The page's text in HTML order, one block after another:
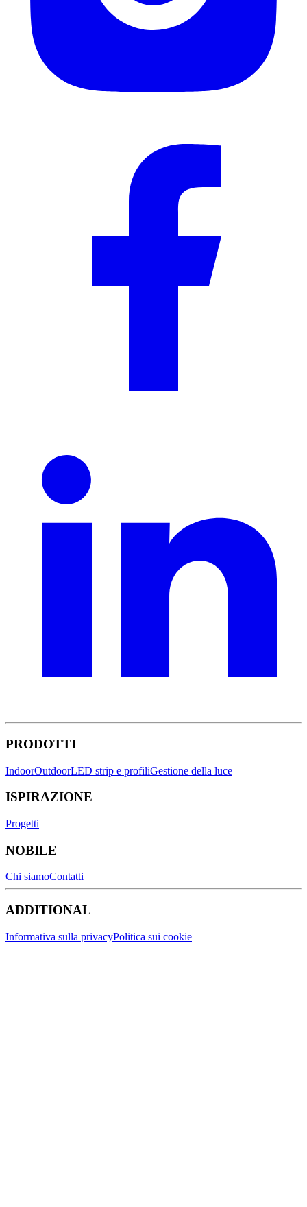
PRODOTTI
IndoorOutdoorLED strip e profiliGestione della luce
ISPIRAZIONE
Progetti
NOBILE
Chi siamoContatti
ADDITIONAL
Informativa sulla privacyPolitica sui cookie